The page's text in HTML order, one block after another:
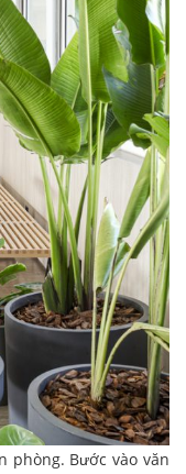
phòng. Bước vào văn